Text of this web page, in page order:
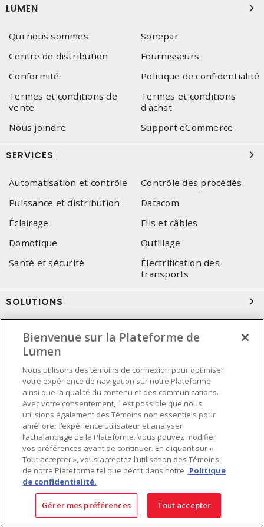
LUMEN
Qui nous sommes
Sonepar
Centre de distribution
Fournisseurs
Conformité
Politique de confidentialité
Termes et conditions de
vente
Termes et conditions
d'achat
Nous joindre
Support eCommerce
SERVICES
Automatisation et contrôle
Contrôle des procédés
Puissance et distribution
Datacom
Éclairage
Fils et câbles
Domotique
Outillage
Santé et sécurité
Électrification des
transports
SOLUTIONS
Assurance inventaire
Conteneur sécurisé
Entente corporative
Service pour consultant-
intégrateur
Services techniques Lumen
SIÈGE SOCIAL
4655, Autoroute 440 Ouest
Laval, QC, H7P 5P9
:450 688-9249
Sans frais:
1 800 599-9249
:450 686-1444
Bienvenue sur la Plateforme de
Lumen
Nous utilisons des témoins de connexion pour optimiser
votre expérience de navigation sur notre Plateforme
ainsi que la qualité du contenu et des communications.
Avec votre consentement, il est possible que nous
utilisions également des Témoins non essentiels pour
améliorer l’expérience utilisateur et analyser
l’achalandage de la Plateforme. Vous pouvez modifier
vos préférences avant de continuer. En cliquant sur «
Tout accepter », vous acceptez l’utilisation des Témoins
de notre Plateforme tel que décrit dans notre Politique
de confidentialité.
Gérer mes préférences Tout accepter